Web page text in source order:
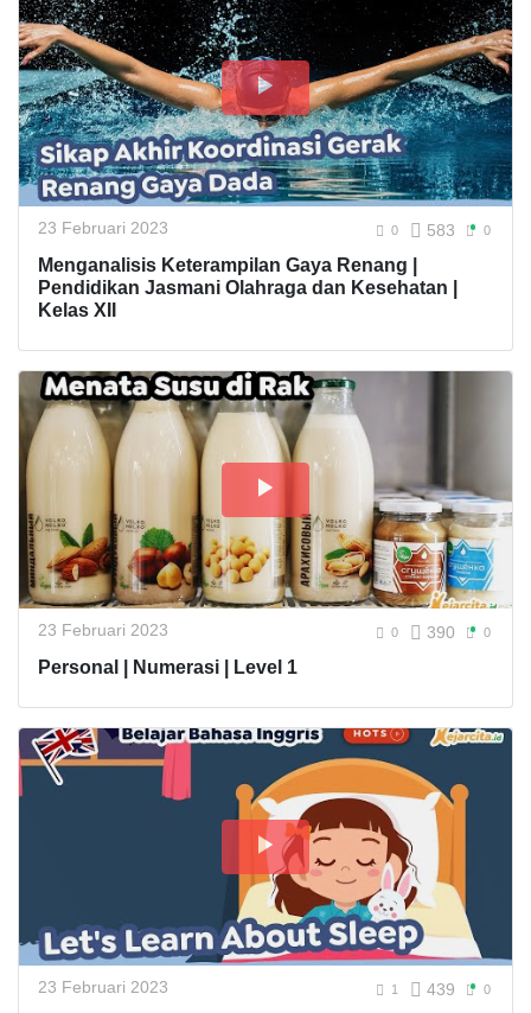
23 Februari 2023 0 583 0
Menganalisis Keterampilan Gaya Renang |
Pendidikan Jasmani Olahraga dan Kesehatan |
Kelas XII
23 Februari 2023 0 390 0
Personal | Numerasi | Level 1
23 Februari 2023 1 439 0